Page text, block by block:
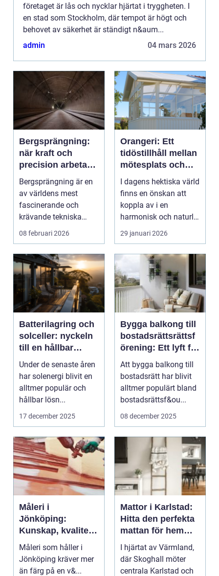
företaget är lås och nycklar hjärtat i tryggheten. I
en stad som Stockholm, där tempot är högt och
behovet av säkerhet är ständigt n&aum...
admin
04 mars 2026
Bergsprängning:
när kraft och
precision arbetar
tillsammans
Bergsprängning är en
av världens mest
fascinerande och
krävande tekniska
procedu...
08 februari 2026
Orangeri: Ett
tidöstillhåll mellan
mötesplats och
växthus
I dagens hektiska värld
finns en önskan att
koppla av i en
harmonisk och naturlig
milj&oum...
29 januari 2026
Batterilagring och
solceller: nyckeln
till en hållbar
framtid
Under de senaste åren
har solenergi blivit en
alltmer populär och
hållbar lösn...
17 december 2025
Bygga balkong till
bostadsrättsrättsf
örening: Ett lyft för
både boende och
värde
Att bygga balkong till
bostadsrätt har blivit
alltmer populärt bland
bostadsrättsf&ou...
08 december 2025
Måleri i
Jönköping:
Kunskap, kvalitet
och val som håller
över tid
Måleri som håller i
Jönköping kräver mer
än färg på en v&...
Mattor i Karlstad:
Hitta den perfekta
mattan för hemmet
eller arbetsplatsen
I hjärtat av Värmland,
där Skoghall möter
centrala Karlstad och